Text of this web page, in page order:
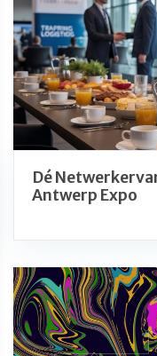
Dé
Antwerp Expo